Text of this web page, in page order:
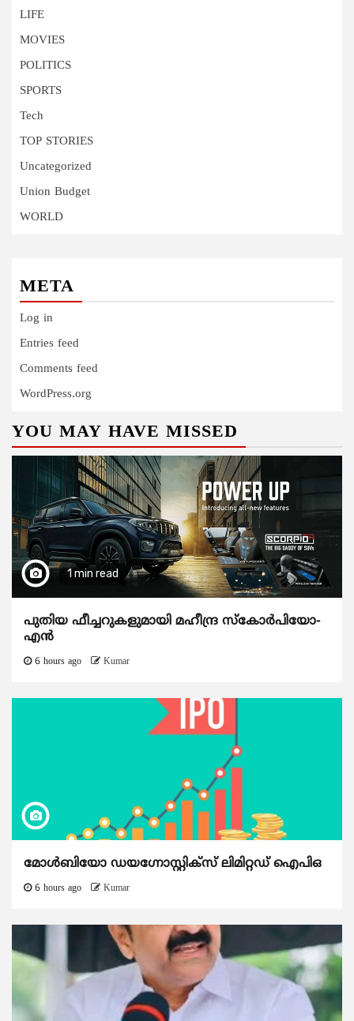
LIFE
MOVIES
POLITICS
SPORTS
Tech
TOP STORIES
Uncategorized
Union Budget
WORLD
META
Log in
Entries feed
Comments feed
WordPress.org
YOU MAY HAVE MISSED
1 min read
പുതിയ ഫീച്ചറുകളുമായി മഹീന്ദ്ര സ്കോർപിയോ-
എൻ
6 hours ago Kumar
മോൾബിയോ ഡയഗ്നോസ്റ്റിക്സ് ലിമിറ്റഡ് ഐപിഒ
6 hours ago Kumar